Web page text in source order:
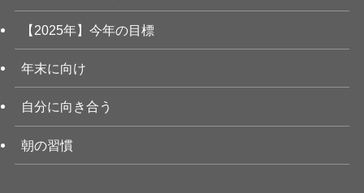
【2025年】今年の目標
年末に向け
自分に向き合う
朝の習慣